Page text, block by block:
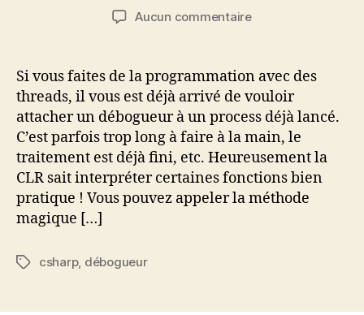
Aucun commentairesur
débogueur
par
programmation
en
C#
?
Si vous faites de la programmation avec des
threads, il vous est déjà arrivé de vouloir
attacher un débogueur à un process déjà lancé.
C’est parfois trop long à faire à la main, le
traitement est déjà fini, etc. Heureusement la
CLR sait interpréter certaines fonctions bien
pratique ! Vous pouvez appeler la méthode
magique […]
Étiquettes
csharp, débogueur